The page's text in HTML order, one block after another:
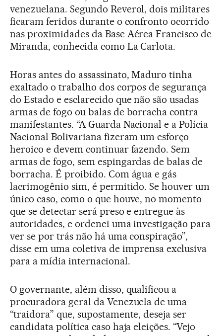
venezuelana. Segundo Reverol, dois militares
ficaram feridos durante o confronto ocorrido
nas proximidades da Base Aérea Francisco de
Miranda, conhecida como La Carlota.
Horas antes do assassinato, Maduro tinha
exaltado o trabalho dos corpos de segurança
do Estado e esclarecido que não são usadas
armas de fogo ou balas de borracha contra
manifestantes. “A Guarda Nacional e a Polícia
Nacional Bolivariana fizeram um esforço
heroico e devem continuar fazendo. Sem
armas de fogo, sem espingardas de balas de
borracha. É proibido. Com água e gás
lacrimogênio sim, é permitido. Se houver um
único caso, como o que houve, no momento
que se detectar será preso e entregue às
autoridades, e ordenei uma investigação para
ver se por trás não há uma conspiração”,
disse em uma coletiva de imprensa exclusiva
para a mídia internacional.
O governante, além disso, qualificou a
procuradora geral da Venezuela de uma
“traidora” que, supostamente, deseja ser
candidata política caso haja eleições. “Vejo